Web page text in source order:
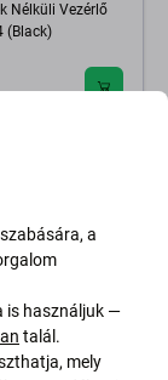
Nélküli Vezérlő
(Black)
a
is használjuk —
talál.
mely